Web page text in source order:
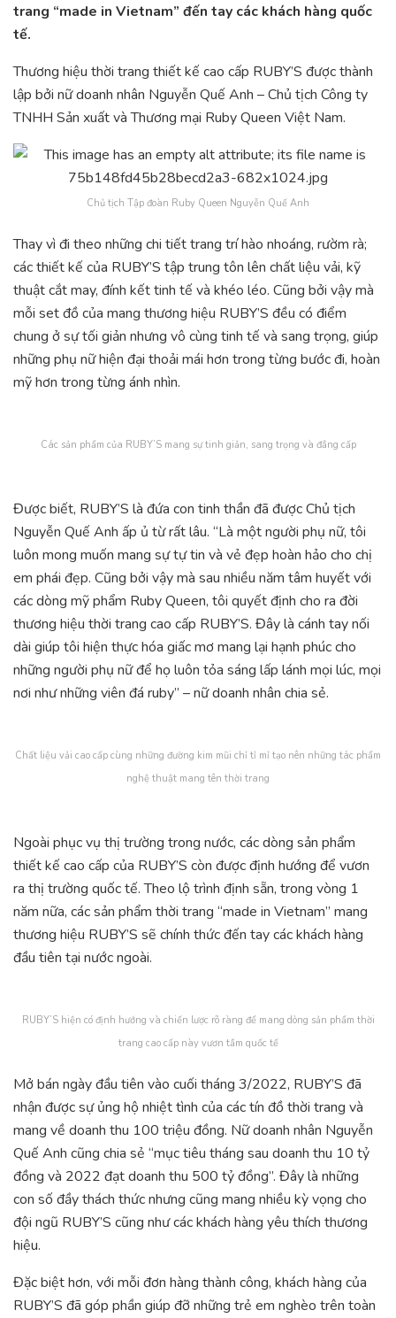
trang “made in Vietnam” đến tay các khách hàng quốc
tế.
Thương hiệu thời trang thiết kế cao cấp RUBY’S được thành
lập bởi nữ doanh nhân Nguyễn Quế Anh – Chủ tịch Công ty
TNHH Sản xuất và Thương mại Ruby Queen Việt Nam.
Chủ tịch Tập đoàn Ruby Queen Nguyễn Quế Anh
Thay vì đi theo những chi tiết trang trí hào nhoáng, rườm rà;
các thiết kế của RUBY’S tập trung tôn lên chất liệu vải, kỹ
thuật cắt may, đính kết tinh tế và khéo léo. Cũng bởi vậy mà
mỗi set đồ của mang thương hiệu RUBY’S đều có điểm
chung ở sự tối giản nhưng vô cùng tinh tế và sang trọng, giúp
những phụ nữ hiện đại thoải mái hơn trong từng bước đi, hoàn
mỹ hơn trong từng ánh nhìn.
Các sản phẩm của RUBY’S mang sự tinh giản, sang trọng và đẳng cấp
Được biết, RUBY’S là đứa con tinh thần đã được Chủ tịch
Nguyễn Quế Anh ấp ủ từ rất lâu. “Là một người phụ nữ, tôi
luôn mong muốn mang sự tự tin và vẻ đẹp hoàn hảo cho chị
em phái đẹp. Cũng bởi vậy mà sau nhiều năm tâm huyết với
các dòng mỹ phẩm Ruby Queen, tôi quyết định cho ra đời
thương hiệu thời trang cao cấp RUBY’S. Đây là cánh tay nối
dài giúp tôi hiện thực hóa giấc mơ mang lại hạnh phúc cho
những người phụ nữ để họ luôn tỏa sáng lấp lánh mọi lúc, mọi
nơi như những viên đá ruby” – nữ doanh nhân chia sẻ.
Chất liệu vải cao cấp cùng những đường kim mũi chỉ tỉ mỉ tạo nên những tác phẩm
nghệ thuật mang tên thời trang
Ngoài phục vụ thị trường trong nước, các dòng sản phẩm
thiết kế cao cấp của RUBY’S còn được định hướng để vươn
ra thị trường quốc tế. Theo lộ trình định sẵn, trong vòng 1
năm nữa, các sản phẩm thời trang “made in Vietnam” mang
thương hiệu RUBY’S sẽ chính thức đến tay các khách hàng
đầu tiên tại nước ngoài.
RUBY’S hiện có định hướng và chiến lược rõ ràng để mang dòng sản phẩm thời
trang cao cấp này vươn tầm quốc tế
Mở bán ngày đầu tiên vào cuối tháng 3/2022, RUBY’S đã
nhận được sự ủng hộ nhiệt tình của các tín đồ thời trang và
mang về doanh thu 100 triệu đồng. Nữ doanh nhân Nguyễn
Quế Anh cũng chia sẻ “mục tiêu tháng sau doanh thu 10 tỷ
đồng và 2022 đạt doanh thu 500 tỷ đồng”. Đây là những
con số đầy thách thức nhưng cũng mang nhiều kỳ vọng cho
đội ngũ RUBY’S cũng như các khách hàng yêu thích thương
hiệu.
Đặc biệt hơn, với mỗi đơn hàng thành công, khách hàng của
RUBY’S đã góp phần giúp đỡ những trẻ em nghèo trên toàn